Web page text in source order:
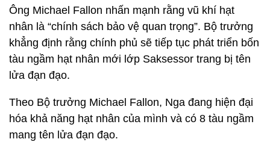
Ông Michael Fallon nhấn mạnh rằng vũ khí hạt
nhân là “chính sách bảo vệ quan trọng”. Bộ trưởng
khẳng định rằng chính phủ sẽ tiếp tục phát triển bốn
tàu ngầm hạt nhân mới lớp Saksessor trang bị tên
lửa đạn đạo.
Theo Bộ trưởng Michael Fallon, Nga đang hiện đại
hóa khả năng hạt nhân của mình và có 8 tàu ​​ngầm
mang tên lửa đạn đạo.